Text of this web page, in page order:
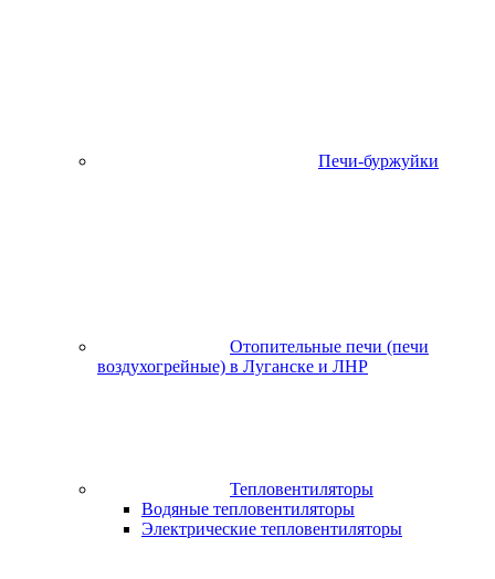
Печи-буржуйки
Отопительные печи (печи
воздухогрейные) в Луганске и ЛНР
Тепловентиляторы
Водяные тепловентиляторы
Электрические тепловентиляторы